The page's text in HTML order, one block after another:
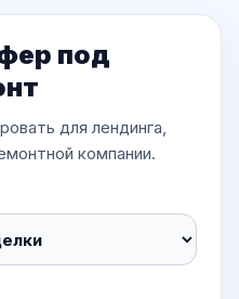
под
для лендинга,
компании.